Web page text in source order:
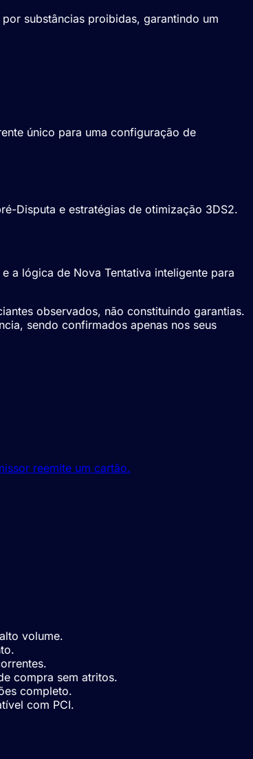
substâncias proibidas, garantindo um
único para uma configuração de
Disputa e estratégias de otimização 3DS2.
a lógica de Nova Tentativa inteligente para
observados, não constituindo garantias.
sendo confirmados apenas nos seus
reemite um cartão.
volume.
compra sem atritos.
completo.
com PCI.